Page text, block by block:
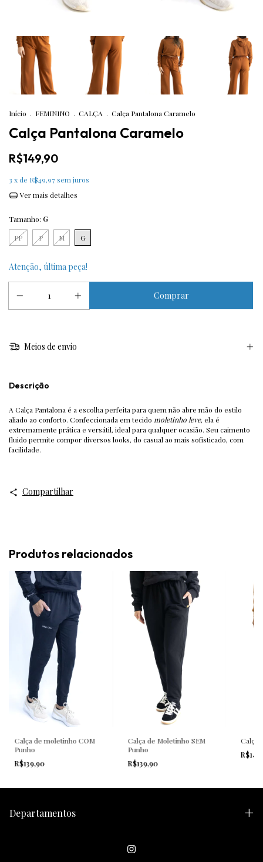
Início . FEMININO . CALÇA . Calça Pantalona Caramelo
Calça Pantalona Caramelo
R$149,90
3 x de R$49,97sem juros
Ver mais detalhes
Tamanho: G
PP
P M G
Atenção, última peça!
Meios de envio
Descrição
A Calça Pantalona é a escolha perfeita para quem não abre mão do estilo
aliado ao conforto. Confeccionada em tecido moletinho leve, ela é
extremamente prática e versátil, ideal para qualquer ocasião. Seu caimento
fluido permite compor diversos looks, do casual ao mais sofisticado, com
facilidade.
Compartilhar
Produtos relacionados
Calça de moletinho COM
Punho
R$139,90
Calça de Moletinho SEM
Punho
R$139,90
Calça
Departamentos